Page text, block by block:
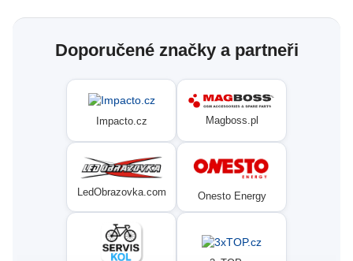
Doporučené značky a partneři
Impacto.cz Magboss.pl
LedObrazovka.com Onesto Energy